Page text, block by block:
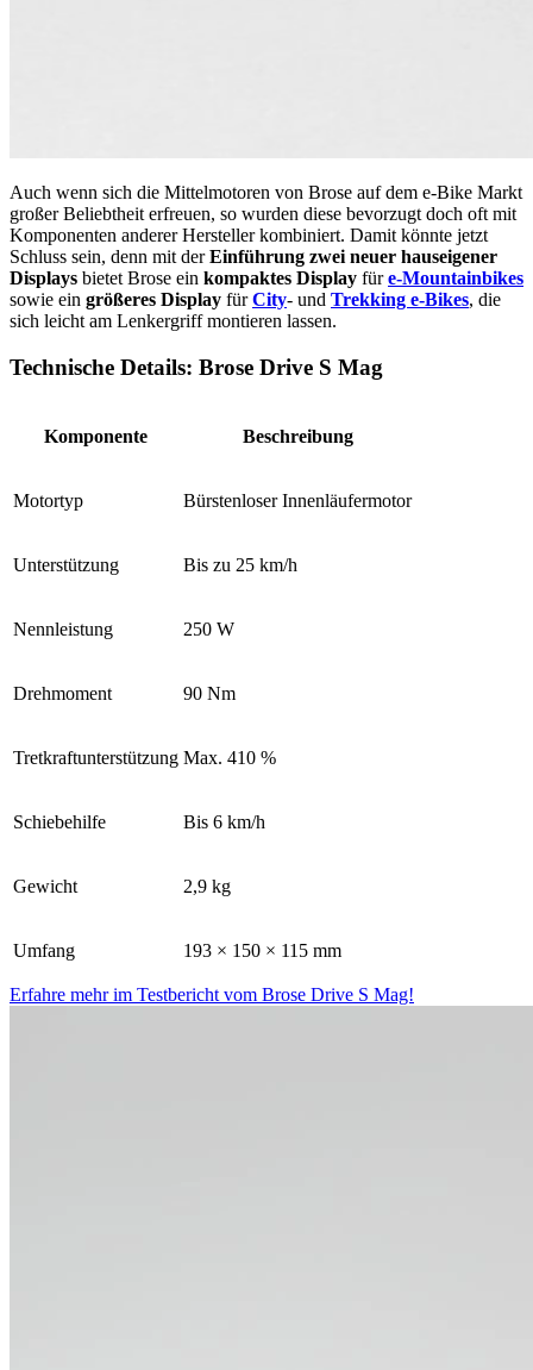
Auch wenn sich die Mittelmotoren von Brose auf dem e-Bike Markt
großer Beliebtheit erfreuen, so wurden diese bevorzugt doch oft mit
Komponenten anderer Hersteller kombiniert. Damit könnte jetzt
Schluss sein, denn mit derEinführung zwei neuer hauseigener
Displays bietet Brose ein kompaktes Display füre-Mountainbikes
sowie ein größeres Display fürCity- und Trekking e-Bikes, die
sich leicht am Lenkergriff montieren lassen.
Technische Details: Brose Drive S Mag
Komponente Beschreibung
Motortyp Bürstenloser Innenläufermotor
Unterstützung Bis zu 25 km/h
Nennleistung 250 W
Drehmoment 90 Nm
Tretkraftunterstützung Max. 410 %
Schiebehilfe Bis 6 km/h
Gewicht 2,9 kg
Umfang 193 × 150 × 115 mm
Erfahre mehr im Testbericht vom Brose Drive S Mag!